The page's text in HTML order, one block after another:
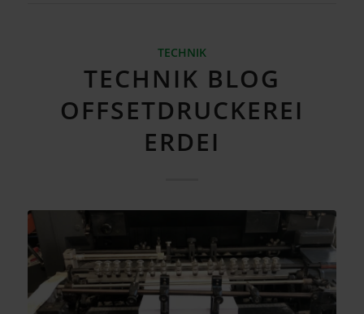
TECHNIK
TECHNIK BLOG
OFFSETDRUCKEREI
ERDEI